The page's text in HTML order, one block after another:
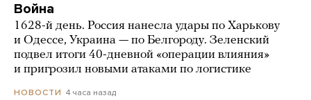
Война
1628-й день. Россия нанесла удары по Харькову
и Одессе, Украина — по Белгороду. Зеленский
подвел итоги 40-дневной «операции влияния»
и пригрозил новыми атаками по логистике
НОВОСТИ 4 часа назад